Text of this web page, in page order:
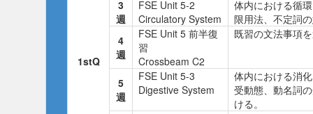
1stQ
3
週
FSE Unit 5-2
Circulatory System
体内における循
限用法、不定詞
4
週
FSE Unit 5 前半復
習
Crossbeam C2
既習の文法事項
5
週
FSE Unit 5-3
Digestive System
体内における消
受動態、動名詞
ける。